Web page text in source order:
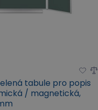
tabule pro popis
/ magnetická,